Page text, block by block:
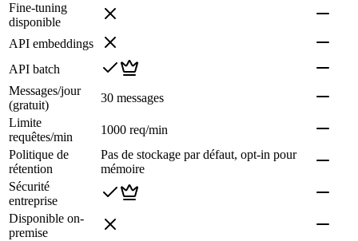
Fine-tuning
disponible
API embeddings
API batch
Messages/jour
(gratuit)
30 messages
Limite
requêtes/min
1000 req/min
Politique de
rétention
Pas de stockage par défaut, opt-in pour
mémoire
Sécurité
entreprise
Disponible on-
premise